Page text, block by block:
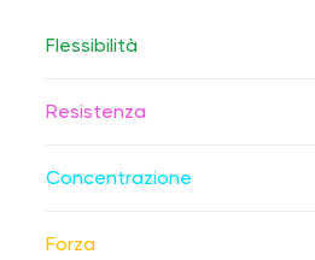
Flessibilità
Resistenza
Concentrazione
Forza